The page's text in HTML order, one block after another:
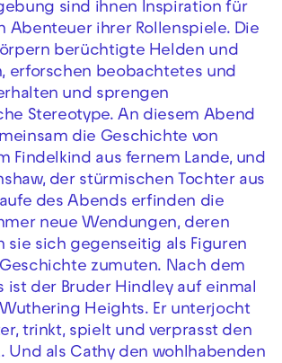
sind ihnen Inspiration für
Abenteuer ihrer Rollenspiele. Die
berüchtigte Helden und
erforschen beobachtetes und
und sprengen
Stereotype. An diesem Abend
die Geschichte von
Findelkind aus fernem Lande, und
der stürmischen Tochter aus
des Abends erfinden die
neue Wendungen, deren
sie sich gegenseitig als Figuren
zumuten. Nach dem
ist der Bruder Hindley auf einmal
Heights. Er unterjocht
trinkt, spielt und verprasst den
Und als Cathy den wohlhabenden